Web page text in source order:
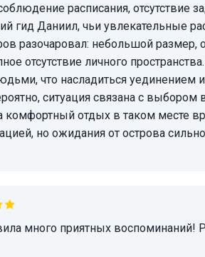
расписания, отсутствие
гид Даниил, чьи увлекательные
разочаровал: небольшой размер,
отсутствие личного
что насладиться уединением
ситуация связана с
комфортный отдых в таком месте
но ожидания от острова